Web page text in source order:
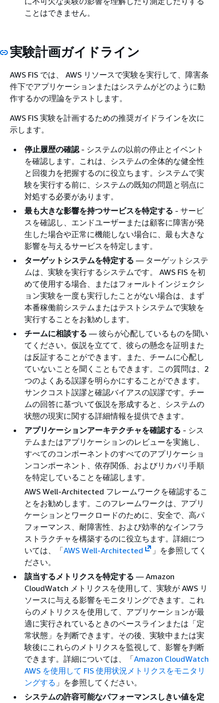
ことはできません。
実験計画ガイドライン
AWS FIS では、 AWS リソースで実験を実行して、障害条
件下でアプリケーションまたはシステムがどのように動
作するかの理論をテストします。
AWS FIS 実験を計画するための推奨ガイドラインを次に
示します。
停止履歴の確認- システムの以前の停止とイベント
を確認します。これは、システムの全体的な健全性
と回復力を把握するのに役立ちます。システムで実
験を実行する前に、システムの既知の問題と弱点に
対処する必要があります。
最も大きな影響を持つサービスを特定する - サービ
スを確認し、エンドユーザーまたは顧客に障害が発
生した場合や正常に機能しない場合に、最も大きな
影響を与えるサービスを特定します。
ターゲットシステムを特定する — ターゲットシステ
ムは、実験を実行するシステムです。 AWS FIS を初
めて使用する場合、またはフォールトインジェクシ
ョン実験を一度も実行したことがない場合は、まず
本番稼働前システムまたはテストシステムで実験を
実行することをお勧めします。
チームに相談する — 彼らが心配しているものを聞い
てください。仮説を立てて、彼らの懸念を証明また
は反証することができます。また、チームに心配し
ていないことを聞くこともできます。この質問は、2
つのよくある誤謬を明らかにすることができます。
サンクコスト誤謬と確認バイアスの誤謬です。チー
ムの回答に基づいて仮説を形成すると、システムの
状態の現実に関する詳細情報を提供できます。
アプリケーションアーキテクチャを確認する - シス
テムまたはアプリケーションのレビューを実施し、
すべてのコンポーネントのすべてのアプリケーショ
ンコンポーネント、依存関係、およびリカバリ手順
を特定していることを確認します。
AWS Well-Architected フレームワークを確認するこ
とをお勧めします。このフレームワークは、アプリ
ケーションとワークロードのために、安全で、高パ
フォーマンス、耐障害性、および効率的なインフラ
ストラクチャを構築するのに役立ちます。詳細につ
いては、「AWS Well-Architected
」を参照してく
ださい。
該当するメトリクスを特定する — Amazon
CloudWatch メトリクスを使用して、実験が AWS リ
ソースに与える影響をモニタリングできます。これ
らのメトリクスを使用して、アプリケーションが最
適に実行されているときのベースラインまたは「定
常状態」を判断できます。その後、実験中または実
験後にこれらのメトリクスを監視して、影響を判断
できます。詳細については、「Amazon CloudWatch
AWS を使用して FIS 使用状況メトリクスをモニタリ
ングする 」を参照してください。
システムの許容可能なパフォーマンスしきい値を定